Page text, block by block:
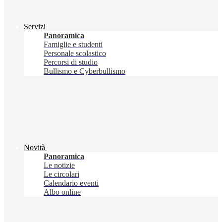
Servizi
Panoramica
Famiglie e studenti
Personale scolastico
Percorsi di studio
Bullismo e Cyberbullismo
Novità
Panoramica
Le notizie
Le circolari
Calendario eventi
Albo online